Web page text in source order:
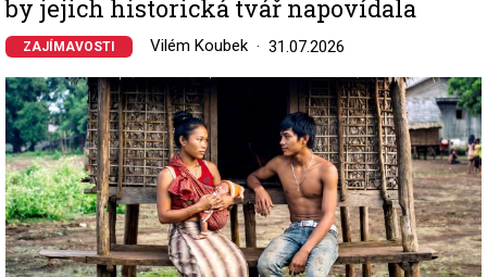
by jejich historická tvář napovídala
ZAJÍMAVOSTI Vilém Koubek 31.07.2026
Image